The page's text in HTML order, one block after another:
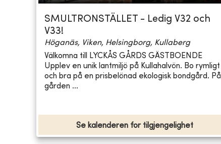
SMULTRONSTÄLLET - Ledig V32 och
V33!
Höganäs, Viken, Helsingborg, Kullaberg
Välkomna till LYCKÅS GÅRDS GÄSTBOENDE
Upplev en unik lantmiljö på Kullahalvön. Bo rymligt
och bra på en prisbelönad ekologisk bondgård. På
gården ...
Se kalenderen for tilgjengelighet